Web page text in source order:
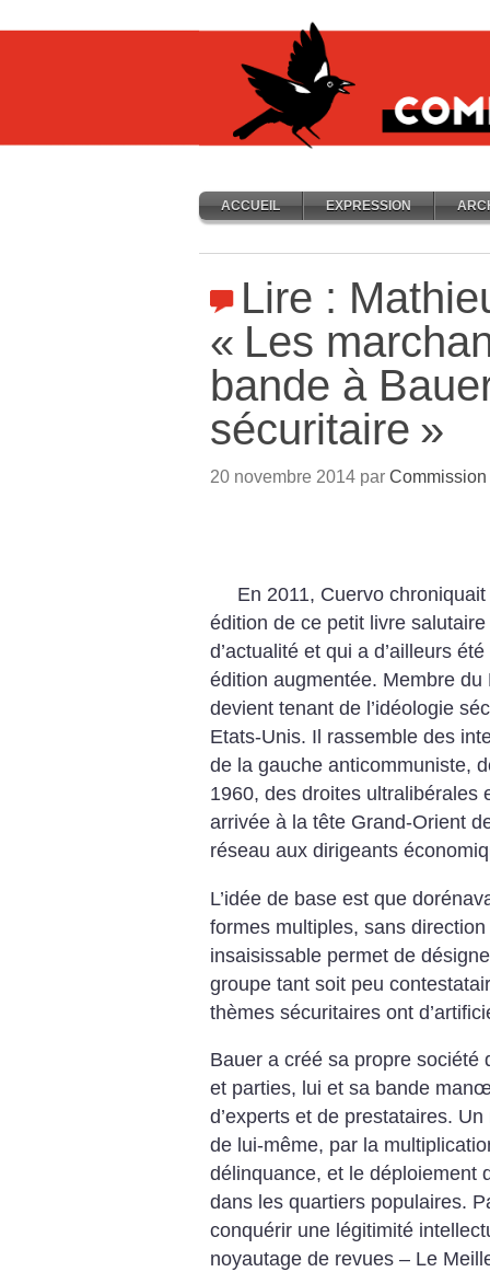
ACCUEIL EXPRESSION
Lire :
« Les
bande à
sécuritaire »
20 novembre 2014 par Commission
En 2011, Cuervo
édition de ce petit livre
d’actualité et qui a d’ailleurs
édition augmentée. Membre du
devient tenant de l’idéologie
Etats-Unis. Il rassemble des
de la gauche anticommuniste,
1960, des droites ultralibérales
arrivée à la tête Grand-Orient
réseau aux dirigeants
L’idée de base est que
formes multiples, sans
insaisissable permet de
groupe tant soit peu
thèmes sécuritaires ont
Bauer a créé sa propre société
et parties, lui et sa bande
d’experts et de prestataires.
de lui-même, par la
délinquance, et le déploiement
dans les quartiers populaires.
conquérir une légitimité
noyautage de revues – Le